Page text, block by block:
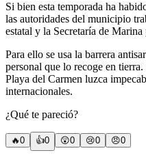
Si bien esta temporada ha
las autoridades del municipio
estatal y la Secretaría de
Para ello se usa la barrera
personal que lo recoge en
Playa del Carmen luzca
internacionales.
¿Qué te pareció?
🔥0 👍0 😲0 😢0 😠0